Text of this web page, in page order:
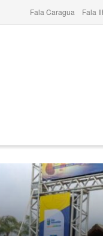
Fala Caragua Fala